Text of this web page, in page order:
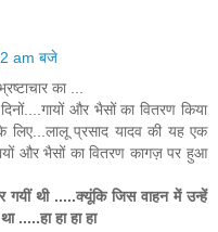
am बजे
का ...
और भैसों का वितरण किया
लिए...लालू प्रसाद यादव की यह एक
और भैसों का वितरण कागज़ पर हुआ
थी .....क्यूंकि जिस वाहन में उन्हें
.....हा हा हा हा